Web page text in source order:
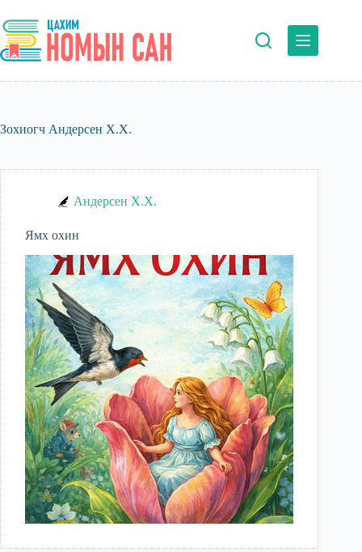
to
content
Зохиогч Андерсен Х.Х.
Андерсен Х.Х.
Ямх охин